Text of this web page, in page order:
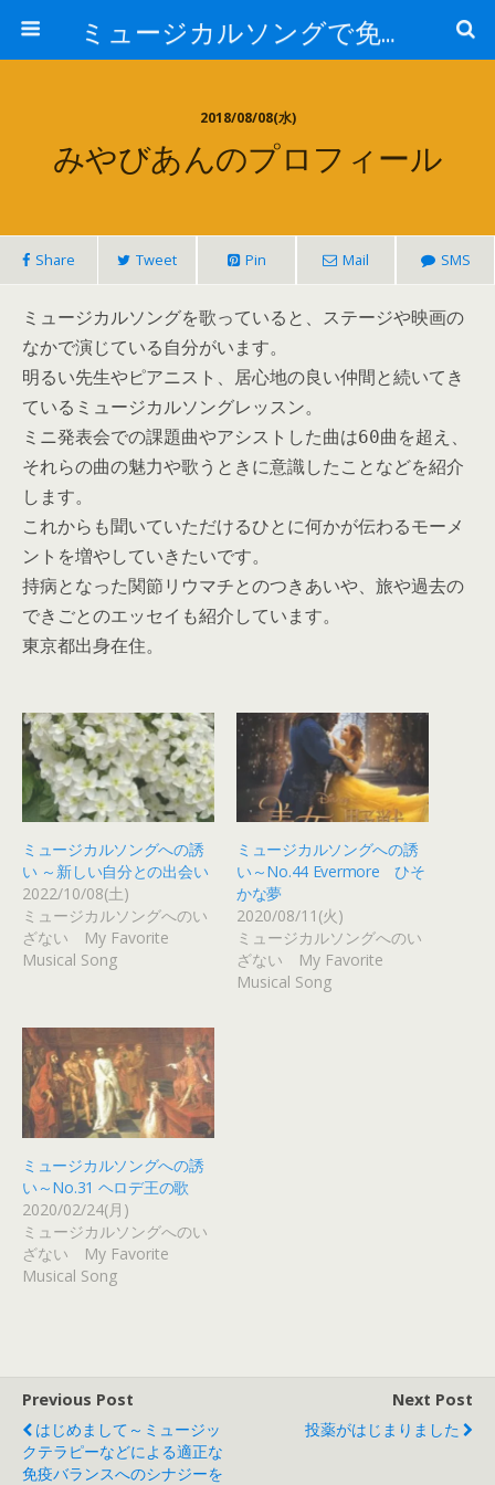
ミュージカルソングで免疫力を高める My Music and Spiritual Therapy
2018/08/08(水)
みやびあんのプロフィール
Share Tweet Pin Mail SMS
ミュージカルソングを歌っていると、ステージや映画の
なかで演じている自分がいます。
明るい先生やピアニスト、居心地の良い仲間と続いてき
ているミュージカルソングレッスン。
ミニ発表会での課題曲やアシストした曲は60曲を超え、
それらの曲の魅力や歌うときに意識したことなどを紹介
します。
これからも聞いていただけるひとに何かが伝わるモーメ
ントを増やしていきたいです。
持病となった関節リウマチとのつきあいや、旅や過去の
できごとのエッセイも紹介しています。
東京都出身在住。
ミュージカルソングへの誘
い ～新しい自分との出会い
2022/10/08(土)
ミュージカルソングへのい
ざない My Favorite
Musical Song
ミュージカルソングへの誘
い～No.44 Evermore ひそ
かな夢
2020/08/11(火)
ミュージカルソングへのい
ざない My Favorite
Musical Song
ミュージカルソングへの誘
い～No.31 ヘロデ王の歌
2020/02/24(月)
ミュージカルソングへのい
ざない My Favorite
Musical Song
Previous Post
はじめまして～ミュージッ
クテラピーなどによる適正な
免疫バランスへのシナジーを
Next Post
投薬がはじまりました